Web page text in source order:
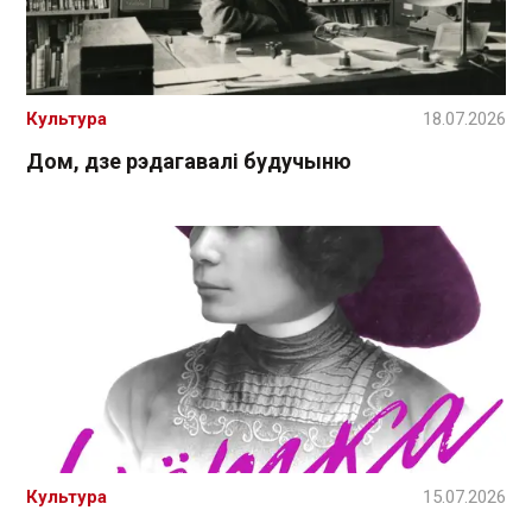
Дом, дзе рэдагавалі будучыню
Культура 18.07.2026
Культура 15.07.2026